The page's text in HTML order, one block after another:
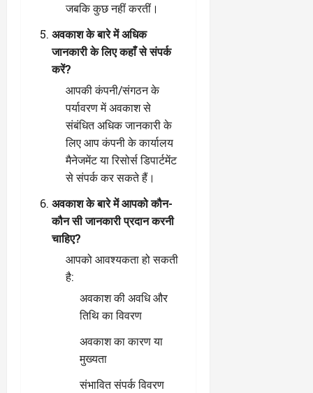
जबकि कुछ नहीं करतीं।
अवकाश के बारे में अधिक
जानकारी के लिए कहाँ से संपर्क
करें?
आपकी कंपनी/संगठन के
पर्यावरण में अवकाश से
संबंधित अधिक जानकारी के
लिए आप कंपनी के कार्यालय
मैनेजमेंट या रिसोर्स डिपार्टमेंट
से संपर्क कर सकते हैं।
अवकाश के बारे में आपको कौन-
कौन सी जानकारी प्रदान करनी
चाहिए?
आपको आवश्यकता हो सकती
है:
अवकाश की अवधि और
तिथि का विवरण
अवकाश का कारण या
मुख्यता
संभावित संपर्क विवरण